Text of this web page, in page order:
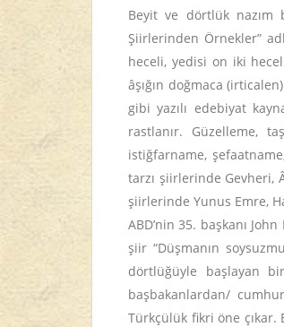
Beyit ve dörtlük nazım
Şiirlerinden Örnekler”
heceli, yedisi on iki
âşığın doğmaca
gibi yazılı edebiyat
rastlanır. Güzelleme,
istiğfarname,
tarzı şiirlerinde Gevheri,
şiirlerinde Yunus Emre,
ABD’nin 35. başkanı
şiir “Düşmanın
dörtlüğüyle başlayan
başbakanlardan/
Türkçülük fikri öne